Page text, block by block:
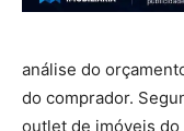
análise do
do comprador.
outlet de imóveis